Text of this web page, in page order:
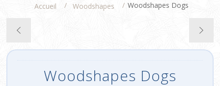
Accueil / Woodshapes / Woodshapes Dogs
Woodshapes Dogs